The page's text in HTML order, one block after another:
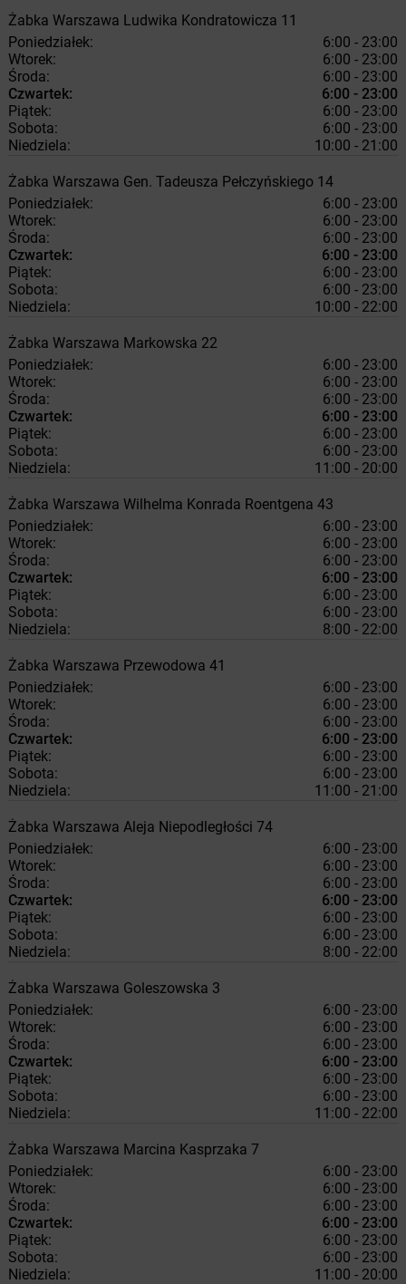
Żabka Warszawa Ludwika Kondratowicza 11
Poniedziałek:
6:00 - 23:00
Wtorek:
6:00 - 23:00
Środa:
6:00 - 23:00
Czwartek:
6:00 - 23:00
Piątek:
6:00 - 23:00
Sobota:
6:00 - 23:00
Niedziela:
10:00 - 21:00
Żabka Warszawa Gen. Tadeusza Pełczyńskiego 14
Poniedziałek:
6:00 - 23:00
Wtorek:
6:00 - 23:00
Środa:
6:00 - 23:00
Czwartek:
6:00 - 23:00
Piątek:
6:00 - 23:00
Sobota:
6:00 - 23:00
Niedziela:
10:00 - 22:00
Żabka Warszawa Markowska 22
Poniedziałek:
6:00 - 23:00
Wtorek:
6:00 - 23:00
Środa:
6:00 - 23:00
Czwartek:
6:00 - 23:00
Piątek:
6:00 - 23:00
Sobota:
6:00 - 23:00
Niedziela:
11:00 - 20:00
Żabka Warszawa Wilhelma Konrada Roentgena 43
Poniedziałek:
6:00 - 23:00
Wtorek:
6:00 - 23:00
Środa:
6:00 - 23:00
Czwartek:
6:00 - 23:00
Piątek:
6:00 - 23:00
Sobota:
6:00 - 23:00
Niedziela:
8:00 - 22:00
Żabka Warszawa Przewodowa 41
Poniedziałek:
6:00 - 23:00
Wtorek:
6:00 - 23:00
Środa:
6:00 - 23:00
Czwartek:
6:00 - 23:00
Piątek:
6:00 - 23:00
Sobota:
6:00 - 23:00
Niedziela:
11:00 - 21:00
Żabka Warszawa Aleja Niepodległości 74
Poniedziałek:
6:00 - 23:00
Wtorek:
6:00 - 23:00
Środa:
6:00 - 23:00
Czwartek:
6:00 - 23:00
Piątek:
6:00 - 23:00
Sobota:
6:00 - 23:00
Niedziela:
8:00 - 22:00
Żabka Warszawa Goleszowska 3
Poniedziałek:
6:00 - 23:00
Wtorek:
6:00 - 23:00
Środa:
6:00 - 23:00
Czwartek:
6:00 - 23:00
Piątek:
6:00 - 23:00
Sobota:
6:00 - 23:00
Niedziela:
11:00 - 22:00
Żabka Warszawa Marcina Kasprzaka 7
Poniedziałek:
6:00 - 23:00
Wtorek:
6:00 - 23:00
Środa:
6:00 - 23:00
Czwartek:
6:00 - 23:00
Piątek:
6:00 - 23:00
Sobota:
6:00 - 23:00
Niedziela:
11:00 - 20:00